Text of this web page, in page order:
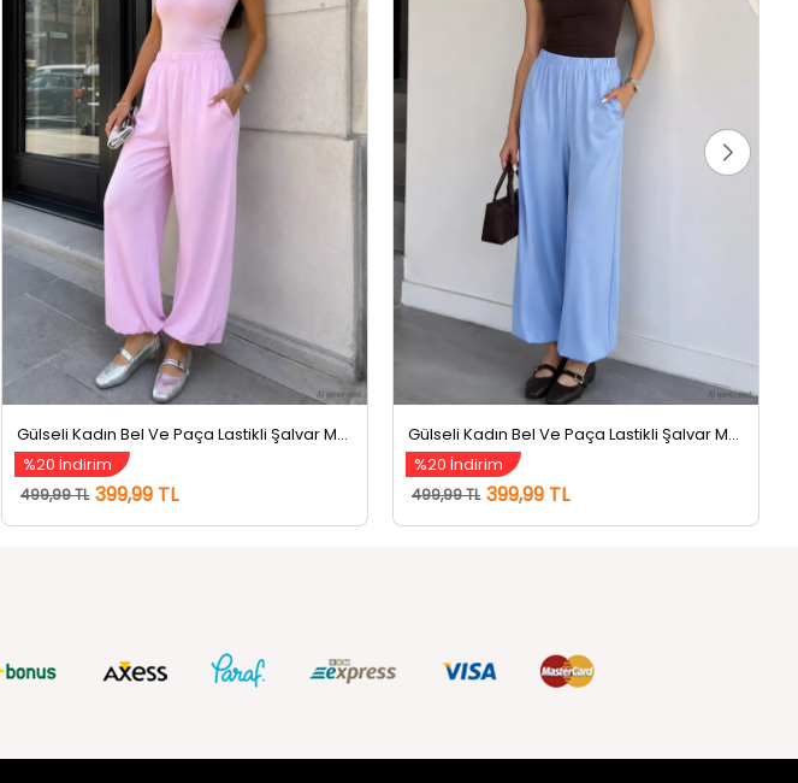
Gülseli Kadın Bel Ve Paça Lastikli Şalvar Model Pantolon Pembe
%20 İndirim
499,99 TL 399,99 TL
%20 İndirim
499,99 TL 399,99 TL
SOSYAL